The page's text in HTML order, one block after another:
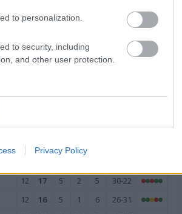
to personalization.
to security, including
and other user protection.
Privacy Policy
12 9 3 0 14-41
12 28 9 1 2 43-16
12
12 17 5 2 5 30-22
12 16 5 1 6 26-31